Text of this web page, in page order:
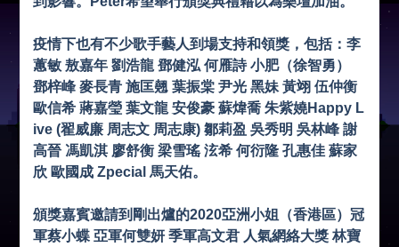
疫情下也有不少歌手藝人到場支持和領獎，包括：李
蕙敏 敖嘉年 劉浩龍 鄧健泓 何雁詩 小肥（徐智勇）
鄧梓峰 麥長青 施匡翹 葉振棠 尹光 黑妹 黃翊 伍仲衡
歐信希 蔣嘉瑩 葉文龍 安俊豪 蘇煒喬 朱紫嬈Happy L
ive (翟威廉 周志文 周志康) 鄒莉盈 吳秀明 吳林峰 謝
高晉 馮凱淇 廖舒衡 梁雪瑤 泫希 何衍隆 孔惠佳 蘇家
欣 歐國成 Zpecial 馬天佑。
頒獎嘉賓邀請到剛出爐的2020亞洲小姐（香港區）冠
軍蔡小蝶 亞軍何雙妍 季軍高文君 人氣網絡大獎 林寶